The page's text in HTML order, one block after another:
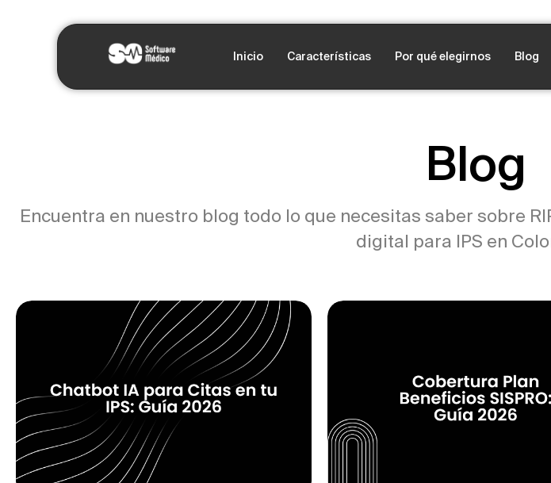
Inicio Características Por qué elegirnos Blog
Blog
Encuentra en nuestro blog todo lo que necesitas saber sobre
digital para IPS en